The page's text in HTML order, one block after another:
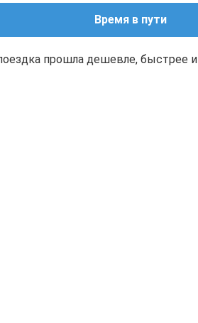
Время в пути
прошла дешевле, быстрее и